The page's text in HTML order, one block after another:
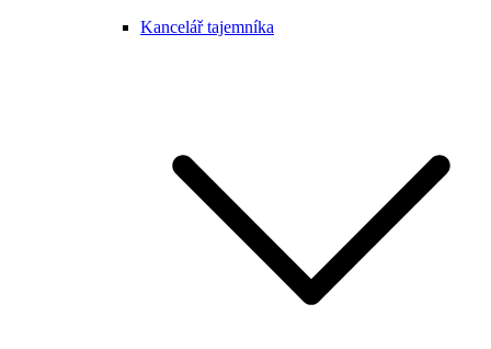
Kancelář tajemníka